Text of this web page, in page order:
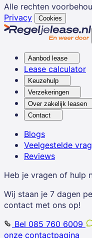
Alle rechten
Privacy
Cookies
Aanbod lease
Lease calculator
Keuzehulp
Verzekeringen
Over zakelijk leasen
Contact
Blogs
Veelgestelde
Reviews
Heb je vragen of hulp
Wij staan je 7 dagen
contact met ons op!
Bel 085 760 6009
onze contactpagina